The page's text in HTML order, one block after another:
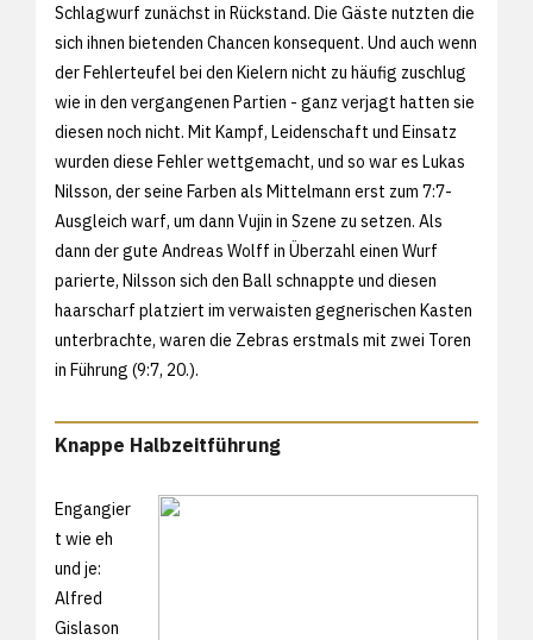
Schlagwurf zunächst in Rückstand. Die Gäste nutzten die
sich ihnen bietenden Chancen konsequent. Und auch wenn
der Fehlerteufel bei den Kielern nicht zu häufig zuschlug
wie in den vergangenen Partien - ganz verjagt hatten sie
diesen noch nicht. Mit Kampf, Leidenschaft und Einsatz
wurden diese Fehler wettgemacht, und so war es Lukas
Nilsson, der seine Farben als Mittelmann erst zum 7:7-
Ausgleich warf, um dann Vujin in Szene zu setzen. Als
dann der gute Andreas Wolff in Überzahl einen Wurf
parierte, Nilsson sich den Ball schnappte und diesen
haarscharf platziert im verwaisten gegnerischen Kasten
unterbrachte, waren die Zebras erstmals mit zwei Toren
in Führung (9:7, 20.).
Knappe Halbzeitführung
Engangier
t wie eh
und je:
Alfred
Gislason